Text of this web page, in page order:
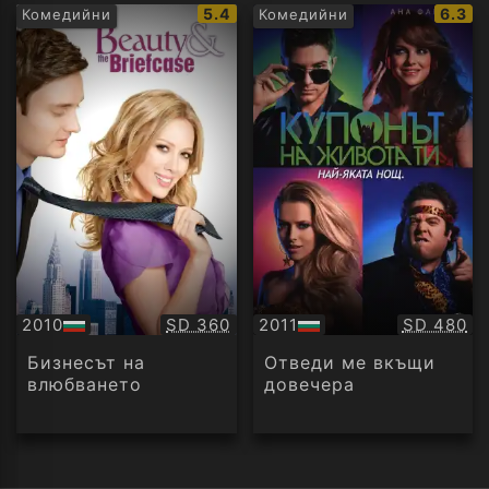
Комедийни
IMDb
рейтинг:
5.4
2010
БГ
аудио
Качество:
SD 360
Бизнесът на
влюбването
Комедийни
IMDb
6.3
2011
БГ
аудио
SD 480
Отведи ме вкъщи
довечера